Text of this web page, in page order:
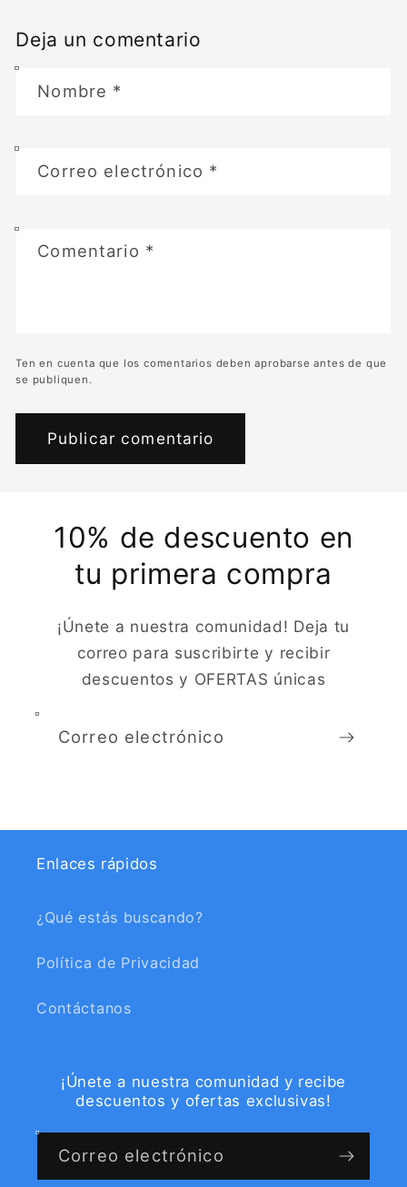
Deja un comentario
Nombre *
Correo electrónico *
Comentario *
Ten en cuenta que los comentarios deben aprobarse antes de que
se publiquen.
10% de descuento en
tu primera compra
¡Únete a nuestra comunidad! Deja tu
correo para suscribirte y recibir
descuentos y OFERTAS únicas
Correo electrónico
Enlaces rápidos
¿Qué estás buscando?
Política de Privacidad
Contáctanos
¡Únete a nuestra comunidad y recibe
descuentos y ofertas exclusivas!
Correo electrónico